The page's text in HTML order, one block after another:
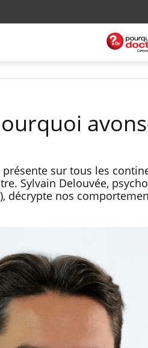
sur tous les
Sylvain Delouvée,
décrypte nos
La sieste empêche-t-
de dormir la nuit ?